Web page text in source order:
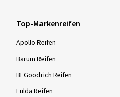
Top-Markenreifen
Apollo Reifen
Barum Reifen
BFGoodrich Reifen
Fulda Reifen